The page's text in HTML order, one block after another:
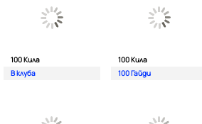
100 Кила
В клуба
100 Кила
100 Гайди